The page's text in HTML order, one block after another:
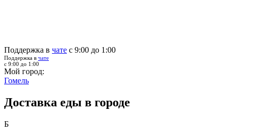
Поддержка в чате с 9:00 до 1:00
Поддержка в чате
с 9:00 до 1:00
Мой город:
Гомель
Доставка еды в городе
Б